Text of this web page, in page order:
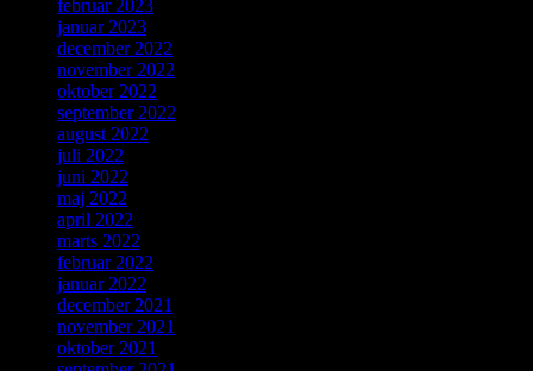
februar 2023
januar 2023
december 2022
november 2022
oktober 2022
september 2022
august 2022
juli 2022
juni 2022
maj 2022
april 2022
marts 2022
februar 2022
januar 2022
december 2021
november 2021
oktober 2021